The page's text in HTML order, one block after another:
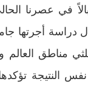
في عصرنا
أجرتها
مناطق العالم
النتيجة تؤكدها